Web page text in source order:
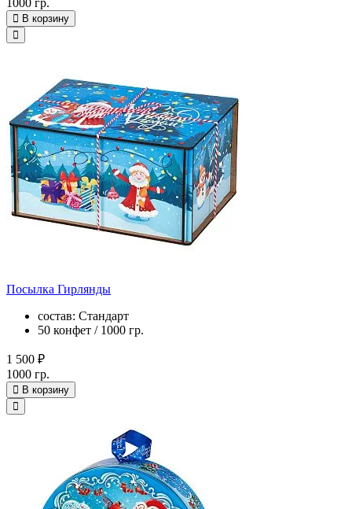
В корзину
Посылка Гирлянды
состав: Стандарт
50 конфет / 1000 гр.
1 500 ₽
1000 гр.
В корзину